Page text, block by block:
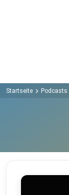
Startseite Podcasts